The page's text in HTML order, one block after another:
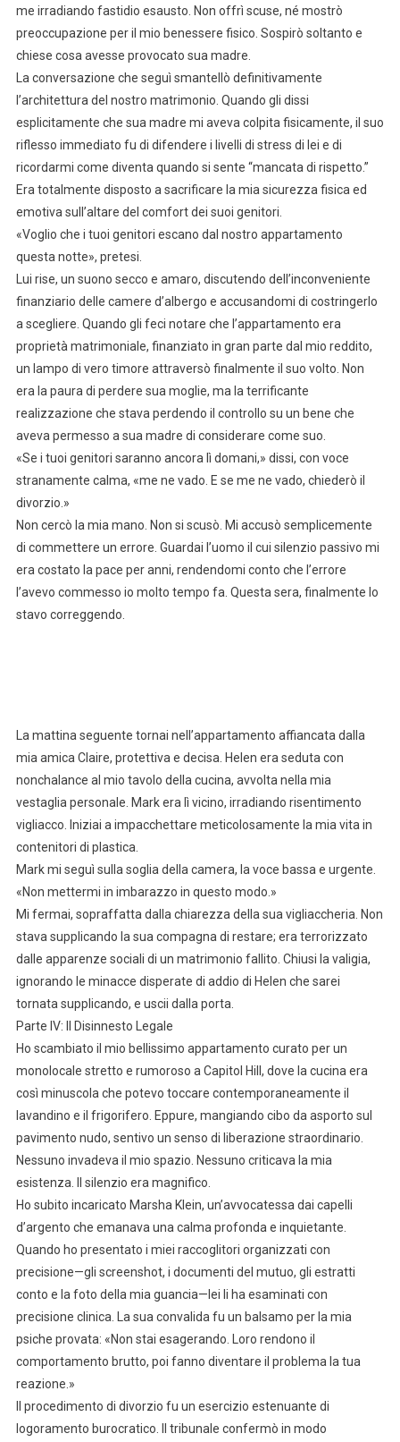
me irradiando fastidio esausto. Non offrì scuse, né mostrò
preoccupazione per il mio benessere fisico. Sospirò soltanto e
chiese cosa avesse provocato sua madre.
La conversazione che seguì smantellò definitivamente
l’architettura del nostro matrimonio. Quando gli dissi
esplicitamente che sua madre mi aveva colpita fisicamente, il suo
riflesso immediato fu di difendere i livelli di stress di lei e di
ricordarmi come diventa quando si sente “mancata di rispetto.”
Era totalmente disposto a sacrificare la mia sicurezza fisica ed
emotiva sull’altare del comfort dei suoi genitori.
«Voglio che i tuoi genitori escano dal nostro appartamento
questa notte», pretesi.
Lui rise, un suono secco e amaro, discutendo dell’inconveniente
finanziario delle camere d’albergo e accusandomi di costringerlo
a scegliere. Quando gli feci notare che l’appartamento era
proprietà matrimoniale, finanziato in gran parte dal mio reddito,
un lampo di vero timore attraversò finalmente il suo volto. Non
era la paura di perdere sua moglie, ma la terrificante
realizzazione che stava perdendo il controllo su un bene che
aveva permesso a sua madre di considerare come suo.
«Se i tuoi genitori saranno ancora lì domani,» dissi, con voce
stranamente calma, «me ne vado. E se me ne vado, chiederò il
divorzio.»
Non cercò la mia mano. Non si scusò. Mi accusò semplicemente
di commettere un errore. Guardai l’uomo il cui silenzio passivo mi
era costato la pace per anni, rendendomi conto che l’errore
l’avevo commesso io molto tempo fa. Questa sera, finalmente lo
stavo correggendo.
La mattina seguente tornai nell’appartamento affiancata dalla
mia amica Claire, protettiva e decisa. Helen era seduta con
nonchalance al mio tavolo della cucina, avvolta nella mia
vestaglia personale. Mark era lì vicino, irradiando risentimento
vigliacco. Iniziai a impacchettare meticolosamente la mia vita in
contenitori di plastica.
Mark mi seguì sulla soglia della camera, la voce bassa e urgente.
«Non mettermi in imbarazzo in questo modo.»
Mi fermai, sopraffatta dalla chiarezza della sua vigliaccheria. Non
stava supplicando la sua compagna di restare; era terrorizzato
dalle apparenze sociali di un matrimonio fallito. Chiusi la valigia,
ignorando le minacce disperate di addio di Helen che sarei
tornata supplicando, e uscii dalla porta.
Parte IV: Il Disinnesto Legale
Ho scambiato il mio bellissimo appartamento curato per un
monolocale stretto e rumoroso a Capitol Hill, dove la cucina era
così minuscola che potevo toccare contemporaneamente il
lavandino e il frigorifero. Eppure, mangiando cibo da asporto sul
pavimento nudo, sentivo un senso di liberazione straordinario.
Nessuno invadeva il mio spazio. Nessuno criticava la mia
esistenza. Il silenzio era magnifico.
Ho subito incaricato Marsha Klein, un’avvocatessa dai capelli
d’argento che emanava una calma profonda e inquietante.
Quando ho presentato i miei raccoglitori organizzati con
precisione—gli screenshot, i documenti del mutuo, gli estratti
conto e la foto della mia guancia—lei li ha esaminati con
precisione clinica. La sua convalida fu un balsamo per la mia
psiche provata: «Non stai esagerando. Loro rendono il
comportamento brutto, poi fanno diventare il problema la tua
reazione.»
Il procedimento di divorzio fu un esercizio estenuante di
logoramento burocratico. Il tribunale confermò in modo